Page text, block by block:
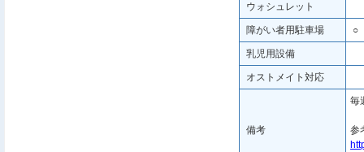
ウォシュレット
障がい者用駐車場 ○
乳児用設備
オストメイト対応
備考
毎
参